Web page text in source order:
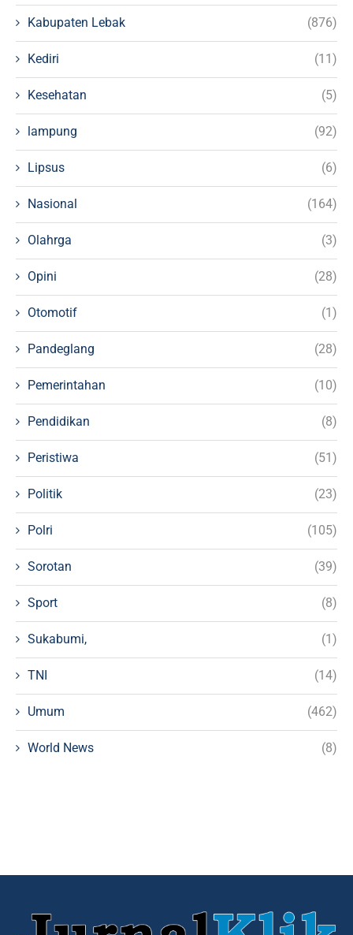
Kabupaten Lebak (876)
Kediri (11)
Kesehatan (5)
lampung (92)
Lipsus (6)
Nasional (164)
Olahrga (3)
Opini (28)
Otomotif (1)
Pandeglang (28)
Pemerintahan (10)
Pendidikan (8)
Peristiwa (51)
Politik (23)
Polri (105)
Sorotan (39)
Sport (8)
Sukabumi, (1)
TNI (14)
Umum (462)
World News (8)